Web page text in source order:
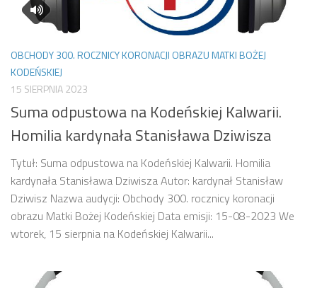
OBCHODY 300. ROCZNICY KORONACJI OBRAZU MATKI BOŻEJ
KODEŃSKIEJ
15 SIERPNIA 2023
Suma odpustowa na Kodeńskiej Kalwarii.
Homilia kardynała Stanisława Dziwisza
Tytuł: Suma odpustowa na Kodeńskiej Kalwarii. Homilia
kardynała Stanisława Dziwisza Autor: kardynał Stanisław
Dziwisz Nazwa audycji: Obchody 300. rocznicy koronacji
obrazu Matki Bożej Kodeńskiej Data emisji: 15-08-2023 We
wtorek, 15 sierpnia na Kodeńskiej Kalwarii...